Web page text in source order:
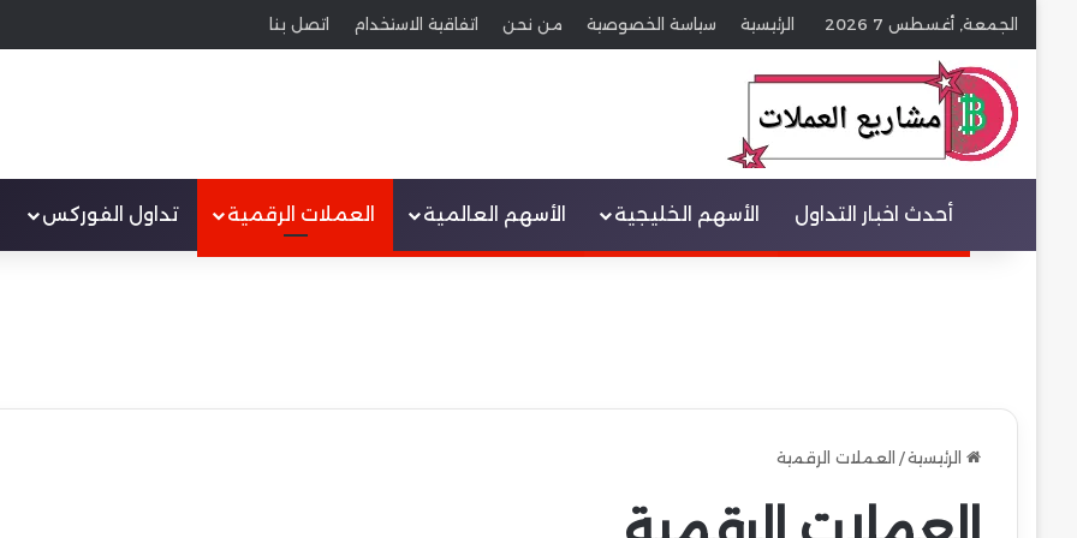
الجمعة, أغسطس 7 2026 الرئيسية سياسة الخصوصية من نحن اتفاقية الاستخدام اتصل بنا
عنصر القائمة
أحدث اخبار التداول الأسهم الخليجية الأسهم العالمية العملات الرقمية تداول الفوركس
الرئيسية/ العملات الرقمية